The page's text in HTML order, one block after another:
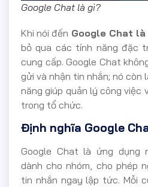
Google Chat là gì?
Khi nói đến Google Chat là
bỏ qua các tính năng đặc
cung cấp. Google Chat
gửi và nhận tin nhắn; nó
năng giúp quản lý công
trong tổ chức.
Định nghĩa Google
Google Chat là ứng dụng
dành cho nhóm, cho phép
tin nhắn ngay lập tức. Mỗi